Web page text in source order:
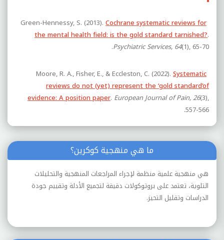
Green-Hennessy, S. (2013). Cochrane systematic reviews for
the mental health field: is the gold standard tarnished?.
Psychiatric Services, 64(1), 65-70.‏
Moore, R. A., Fisher, E., & Eccleston, C. (2022). Systematic
reviews do not (yet) represent the ‘gold standard’of
evidence: A position paper. European Journal of Pain, 26(3),
557-566.
ما هي منهجية كوكرين؟
هي منهجية علمية منظمة لإجراء المراجعات المنهجية والتحليلات
التلوية، تعتمد على بروتوكولات دقيقة لتجميع الأدلة وتقييم جودة
الدراسات وتقليل التحيز.